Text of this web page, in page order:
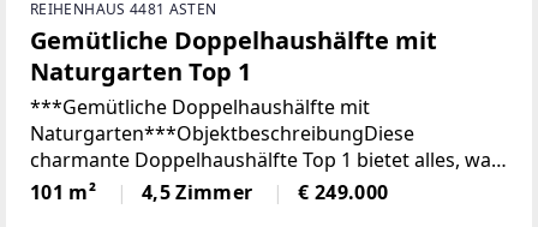
REIHENHAUS 4481 ASTEN
Gemütliche Doppelhaushälfte mit
Naturgarten Top 1
***Gemütliche Doppelhaushälfte mit
Naturgarten***ObjektbeschreibungDiese
charmante Doppelhaushälfte Top 1 bietet alles, was
Sie sich für ein gemütliches Zuhause wünschen. Das
Haus befindet sich in einer ruhigen, aber dennoch
101 m² 4,5 Zimmer € 249.000